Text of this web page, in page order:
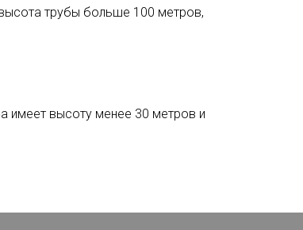
трубы больше 100 метров,
имеет высоту менее 30 метров и